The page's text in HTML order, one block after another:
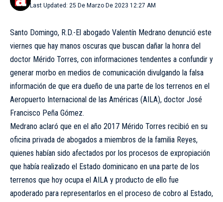
Last Updated: 25 De Marzo De 2023 12:27 AM
Santo Domingo, R.D.-El abogado Valentín Medrano denunció este
viernes que hay manos oscuras que buscan dañar la honra del
doctor Mérido Torres, con informaciones tendentes a confundir y
generar morbo en medios de comunicación divulgando la falsa
información de que era dueño de una parte de los terrenos en el
Aeropuerto Internacional de las Américas (AILA), doctor José
Francisco Peña Gómez.
Medrano aclaró que en el año 2017 Mérido Torres recibió en su
oficina privada de abogados a miembros de la familia Reyes,
quienes habían sido afectados por los procesos de expropiación
que había realizado el Estado dominicano en una parte de los
terrenos que hoy ocupa el AILA y producto de ello fue
apoderado para representarlos en el proceso de cobro al Estado,